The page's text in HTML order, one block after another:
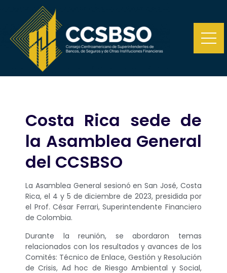
Costa Rica sede de
la Asamblea General
del CCSBSO
La Asamblea General sesionó en San José, Costa
Rica, el 4 y 5 de diciembre de 2023, presidida por
el Prof. César Ferrari, Superintendente Financiero
de Colombia.
Durante la reunión, se abordaron temas
relacionados con los resultados y avances de los
Comités: Técnico de Enlace, Gestión y Resolución
de Crisis, Ad hoc de Riesgo Ambiental y Social,